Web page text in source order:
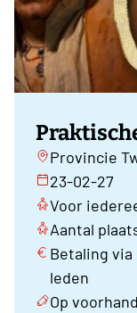
Provincie
23-02-27
Voor
Aantal
Betaling
leden
Op